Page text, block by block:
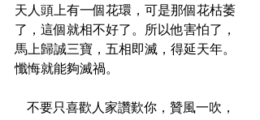
天人頭上有一個花環，可是那個花枯萎
了，這個就相不好了。所以他害怕了，
馬上歸誠三寶，五相即滅，得延天年。
懺悔就能夠滅禍。
不要只喜歡人家讚歎你，贊風一吹，